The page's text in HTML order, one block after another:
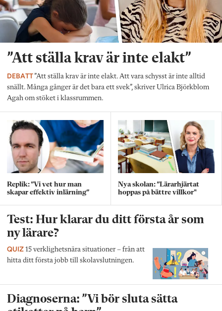
”Att ställa krav är inte elakt”
DEBATT”Att ställa krav är inte elakt. Att vara schysst är inte alltid
snällt. Många gånger är det bara ett svek”, skriver Ulrica Björkblom
Agah om stöket i klassrummen.
Replik: ”Vi vet hur man
skapar effektiv inlärning”
Nya skolan: ”Lärarhjärtat
hoppas på bättre villkor"
Test: Hur klarar du ditt första år som
ny lärare?
QUIZ 15 verklighetsnära situationer – från att
hitta ditt första jobb till skolavslutningen.
Diagnoserna: ”Vi bör sluta sätta